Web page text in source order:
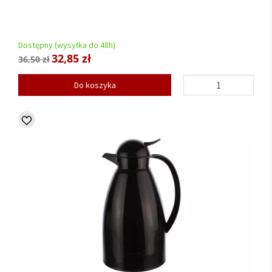
Dostępny (wysyłka do 48h)
36,50 zł32,85 zł
Do koszyka